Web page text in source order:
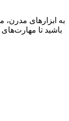
به ابزارهای
باشید تا مهارت‌های